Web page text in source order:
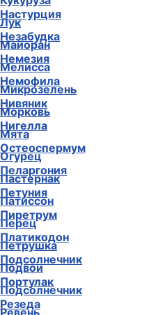
Настурция
Незабудка
Немезия
Немофила
Нивяник
Нигелла
Остеоспермум
Пеларгония
Петуния
Пиретрум
Платикодон
Подсолнечник
Портулак
Резеда
Лук
Майоран
Мелисса
Микрозелень
Морковь
Мята
Огурец
Пастернак
Патиссон
Перец
Петрушка
Подвои
Подсолнечник
Ревень